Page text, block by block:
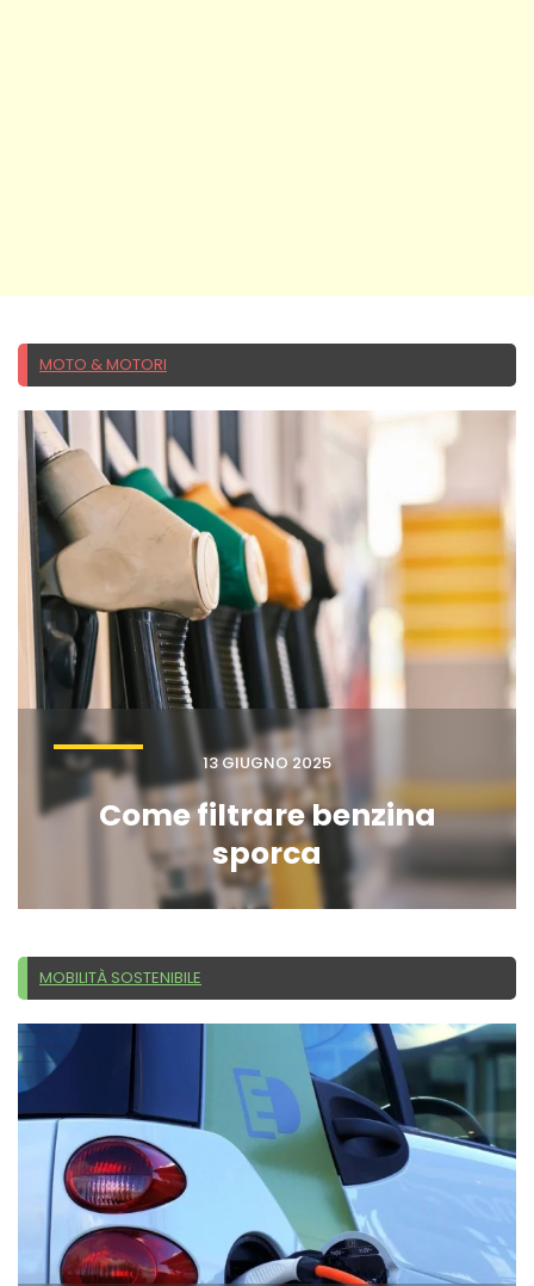
MOTO & MOTORI
13 GIUGNO 2025
Come filtrare benzina
sporca
MOBILITÀ SOSTENIBILE